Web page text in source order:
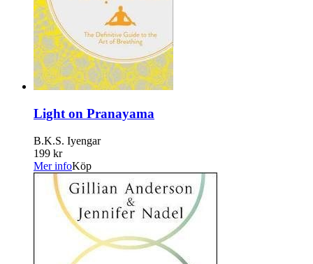
Light on Pranayama
B.K.S. Iyengar
199 kr
Mer infoKöp